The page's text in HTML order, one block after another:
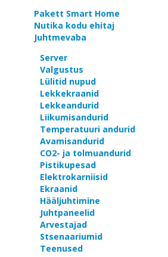
Pakett Smart Home
Nutika kodu ehitaj
Juhtmevaba
Server
Valgustus
Lülitid nupud
Lekkekraanid
Lekkeandurid
Liikumisandurid
Temperatuuri andurid
Avamisandurid
CO2- ja tolmuandurid
Pistikupesad
Elektrokarniisid
Ekraanid
Hääljuhtimine
Juhtpaneelid
Arvestajad
Stsenaariumid
Teenused